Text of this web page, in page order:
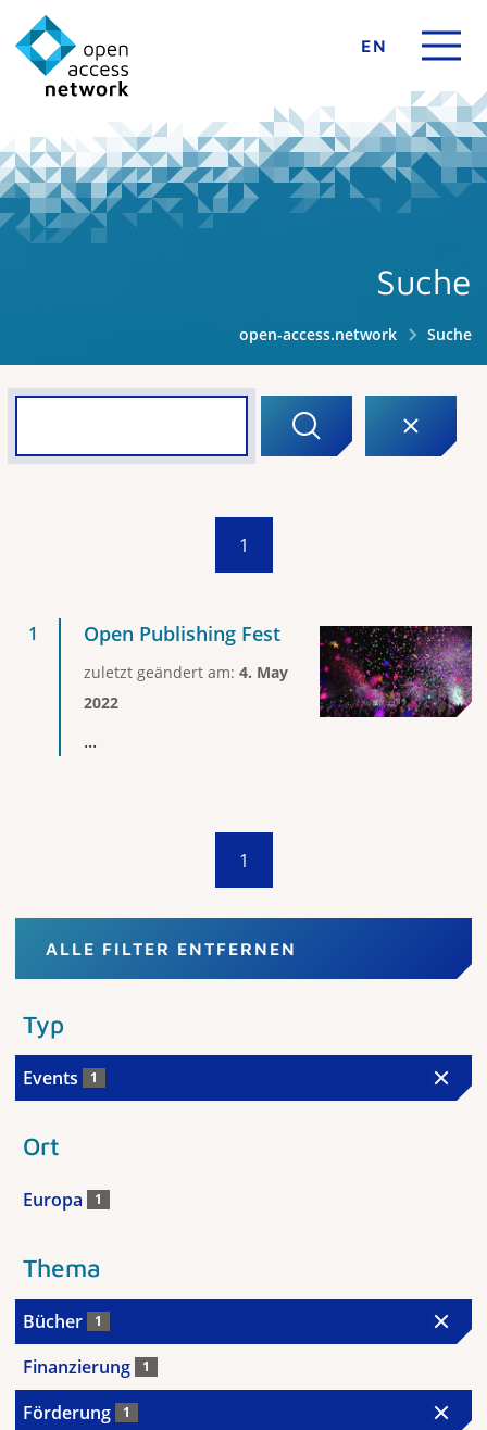
EN
Suche
open-access.network Suche
1
Open Publishing Fest
zuletzt geändert am: 4. May
2022
...
1
ALLE FILTER ENTFERNEN
Typ
Events 1
Ort
Europa 1
Thema
Bücher 1
Finanzierung 1
Förderung 1